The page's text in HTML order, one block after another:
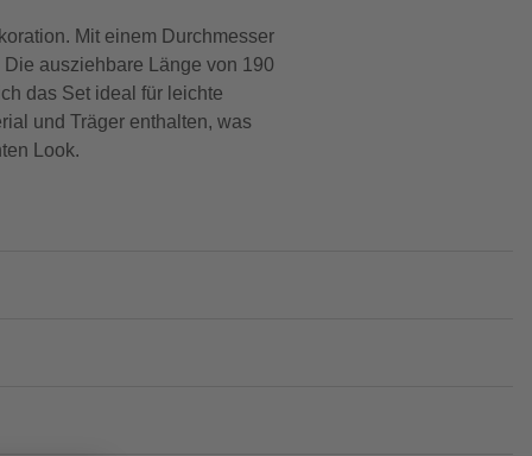
Mit einem Durchmesser
ausziehbare Länge von 190
das Set ideal für leichte
und Träger enthalten, was
Look.